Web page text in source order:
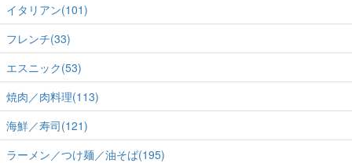
イタリアン(101)
フレンチ(33)
エスニック(53)
焼肉／肉料理(113)
海鮮／寿司(121)
ラーメン／つけ麺／油そば(195)